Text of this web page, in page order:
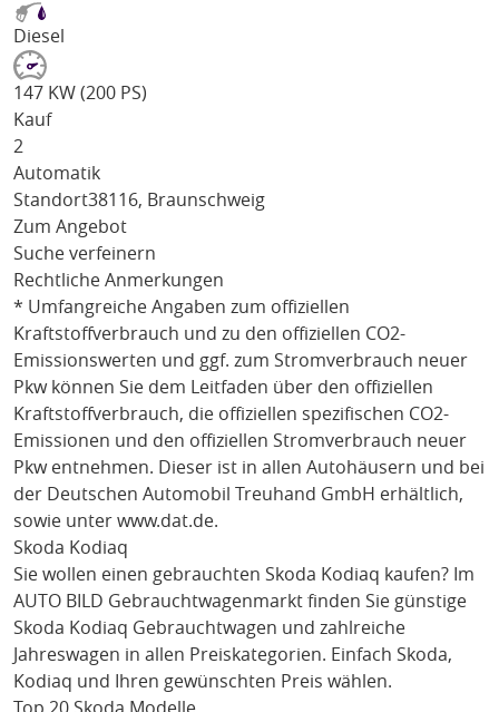
Diesel
147 KW (200 PS)
Kauf
2
Automatik
Standort38116, Braunschweig
Zum Angebot
Suche verfeinern
Rechtliche Anmerkungen
* Umfangreiche Angaben zum offiziellen
Kraftstoffverbrauch und zu den offiziellen CO2-
Emissionswerten und ggf. zum Stromverbrauch neuer
Pkw können Sie dem Leitfaden über den offiziellen
Kraftstoffverbrauch, die offiziellen spezifischen CO2-
Emissionen und den offiziellen Stromverbrauch neuer
Pkw entnehmen. Dieser ist in allen Autohäusern und bei
der Deutschen Automobil Treuhand GmbH erhältlich,
sowie unter www.dat.de.
Skoda Kodiaq
Sie wollen einen gebrauchten Skoda Kodiaq kaufen? Im
AUTO BILD Gebrauchtwagenmarkt finden Sie günstige
Skoda Kodiaq Gebrauchtwagen und zahlreiche
Jahreswagen in allen Preiskategorien. Einfach Skoda,
Kodiaq und Ihren gewünschten Preis wählen.